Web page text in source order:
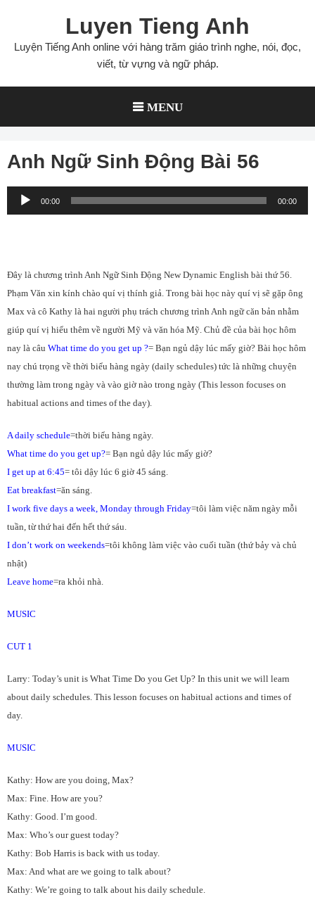
content
Luyen Tieng Anh
Luyện Tiếng Anh online với hàng trăm giáo trình nghe, nói, đọc,
viết, từ vựng và ngữ pháp.
MENU
Anh Ngữ Sinh Động Bài 56
Audio
Player
00:00 00:00
Đây là chương trình Anh Ngữ Sinh Động New Dynamic English bài thứ 56.
Phạm Văn xin kính chào quí vị thính giả. Trong bài học này quí vị sẽ gặp ông
Max và cô Kathy là hai người phụ trách chương trình Anh ngữ căn bản nhằm
giúp quí vị hiểu thêm về người Mỹ và văn hóa Mỹ. Chủ đề của bài học hôm
nay là câu What time do you get up ?= Bạn ngủ dậy lúc mấy giờ? Bài học hôm
nay chú trọng về thời biểu hàng ngày (daily schedules) tức là những chuyện
thường làm trong ngày và vào giờ nào trong ngày (This lesson focuses on
habitual actions and times of the day).
A daily schedule=thời biểu hàng ngày.
What time do you get up?= Bạn ngủ dậy lúc mấy giờ?
I get up at 6:45= tôi dậy lúc 6 giờ 45 sáng.
Eat breakfast=ăn sáng.
I work five days a week, Monday through Friday=tôi làm việc năm ngày mỗi
tuần, từ thứ hai đến hết thứ sáu.
I don’t work on weekends=tôi không làm việc vào cuối tuần (thứ bảy và chủ
nhật)
Leave home=ra khỏi nhà.
MUSIC
CUT 1
Larry: Today’s unit is What Time Do you Get Up? In this unit we will learn
about daily schedules. This lesson focuses on habitual actions and times of
day.
MUSIC
Kathy: How are you doing, Max?
Max: Fine. How are you?
Kathy: Good. I’m good.
Max: Who’s our guest today?
Kathy: Bob Harris is back with us today.
Max: And what are we going to talk about?
Kathy: We’re going to talk about his daily schedule.